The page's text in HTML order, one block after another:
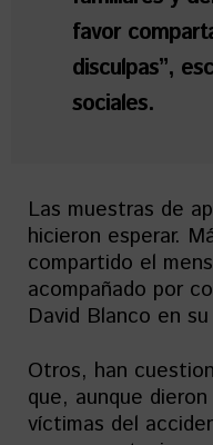
favor
disculpas”,
sociales.
Las muestras de
hicieron esperar.
compartido el
acompañado por
David Blanco en
Otros, han
que, aunque
víctimas del